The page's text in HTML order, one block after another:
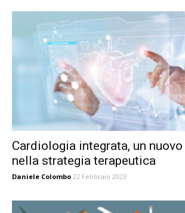
Cardiologia integrata, un
nella strategia terapeutica
Daniele Colombo 22 Febbraio 2023